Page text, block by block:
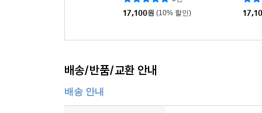
17,100원 (10% 할인)
배송/반품/교환 안내
배송 안내